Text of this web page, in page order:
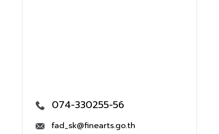
074-330255-56
fad_sk@finearts.go.th